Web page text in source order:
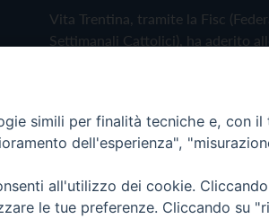
Vita Trentina, tramite la Fisc
Settimanali Cattolici), ha aderito
Privacy Policy Cookie Policy
Trentina Editrice
simili per finalità tecniche e, con
dell'esperienza",
all'utilizzo dei cookie.
le tue preferenze. Cliccando su